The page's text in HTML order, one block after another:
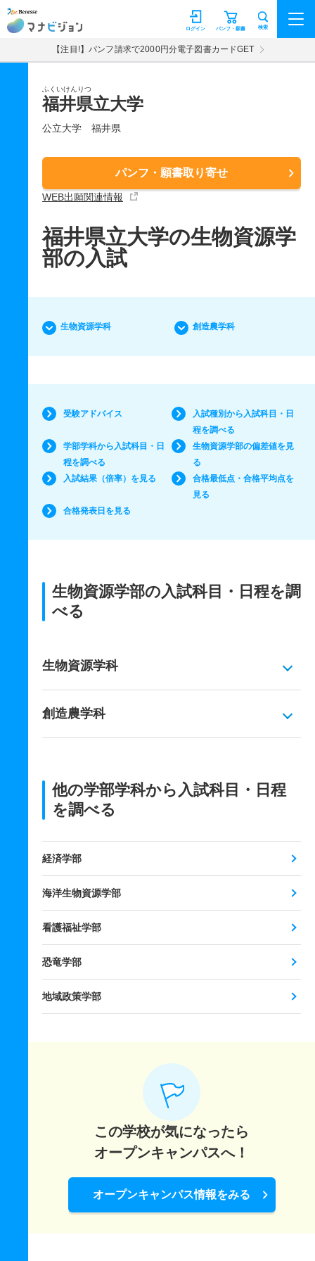
マナビジョン パンフ・願書
ログイン 検索
【注目!】パンフ請求で2000円分電子図書カードGET
ふくいけんりつ
福井県立大学
公立大学 福井県
パンフ・願書取り寄せ
WEB出願関連情報
福井県立大学の生物資源学
部の入試
生物資源学科 創造農学科
受験アドバイス
入試種別から入試科目・日
程を調べる
学部学科から入試科目・日
程を調べる
生物資源学部の偏差値を見
る
入試結果（倍率）を見る
合格最低点・合格平均点を
見る
合格発表日を見る
生物資源学部の入試科目・日程を調
べる
生物資源学科
創造農学科
他の学部学科から入試科目・日程
を調べる
経済学部
海洋生物資源学部
看護福祉学部
恐竜学部
地域政策学部
この学校が気になったら
オープンキャンパスへ！
オープンキャンパス情報をみる